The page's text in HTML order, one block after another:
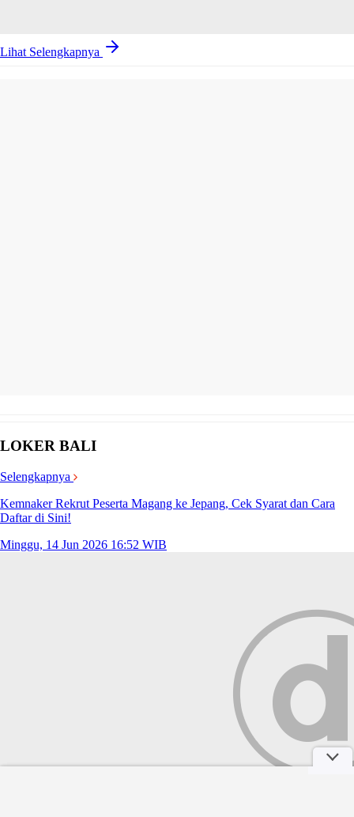
Lihat Selengkapnya
LOKER BALI
Selengkapnya
Kemnaker Rekrut Peserta Magang ke Jepang, Cek Syarat dan Cara
Daftar di Sini!
Minggu, 14 Jun 2026 16:52 WIB